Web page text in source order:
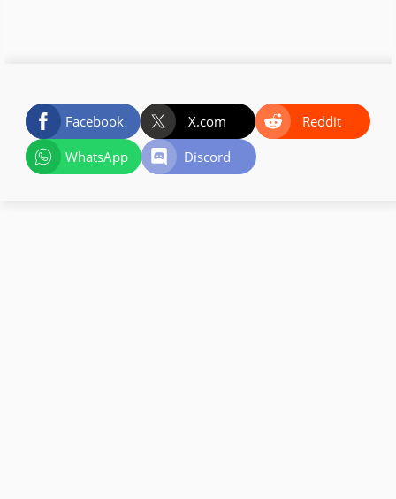
Facebook X.com
Reddit
WhatsApp
Discord